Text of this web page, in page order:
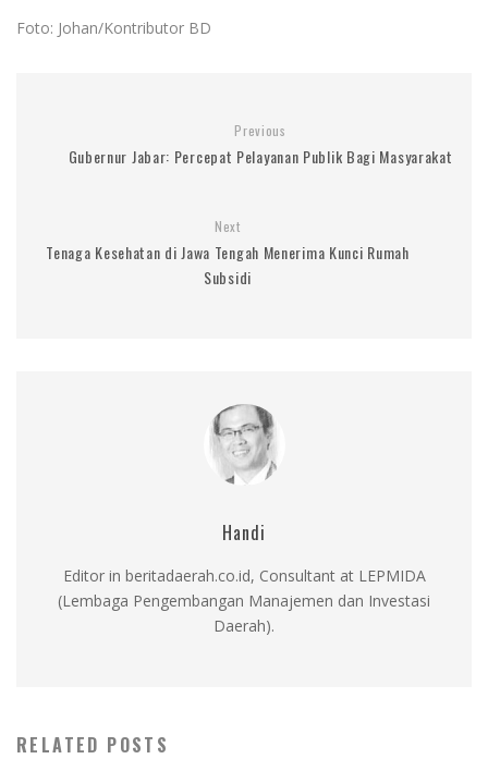
Foto: Johan/Kontributor BD
Previous
Gubernur Jabar: Percepat Pelayanan Publik Bagi Masyarakat
Next
Tenaga Kesehatan di Jawa Tengah Menerima Kunci Rumah
Subsidi
Handi
Editor in beritadaerah.co.id, Consultant at LEPMIDA
(Lembaga Pengembangan Manajemen dan Investasi
Daerah).
RELATED POSTS